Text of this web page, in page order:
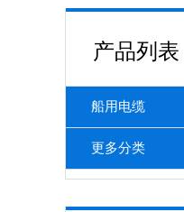
产品列表
船用电缆
更多分类